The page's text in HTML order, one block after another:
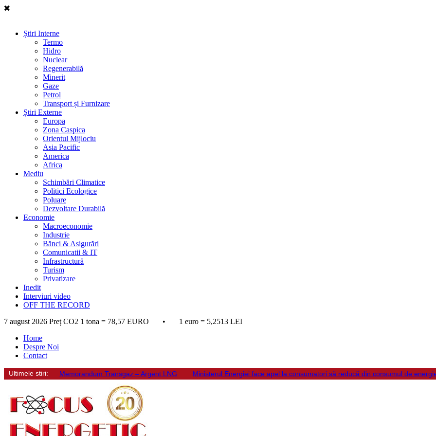
Știri Interne
Termo
Hidro
Nuclear
Regenerabilă
Minerit
Gaze
Petrol
Transport și Furnizare
Știri Externe
Europa
Zona Caspica
Orientul Mijlociu
Asia Pacific
America
Africa
Mediu
Schimbări Climatice
Politici Ecologice
Poluare
Dezvoltare Durabilă
Economie
Macroeconomie
Industrie
Bănci & Asigurări
Comunicatii & IT
Infrastructură
Turism
Privatizare
Inedit
Interviuri video
OFF THE RECORD
7 august 2026 Preț CO2 1 tona = 78,57 EURO • 1 euro = 5,2513 LEI
Home
Despre Noi
Contact
Ultimele stiri: Memorandum Transgaz – Argent LNG Ministerul Energiei face apel la consumatori să reducă din consumul de